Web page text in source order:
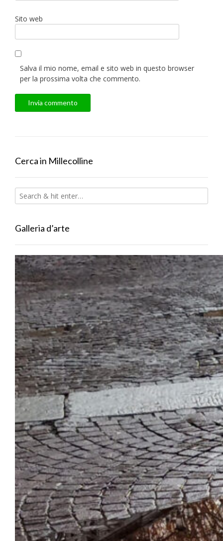
Sito web
Salva il mio nome, email e sito web in questo browser
per la prossima volta che commento.
Cerca in Millecolline
Galleria d’arte